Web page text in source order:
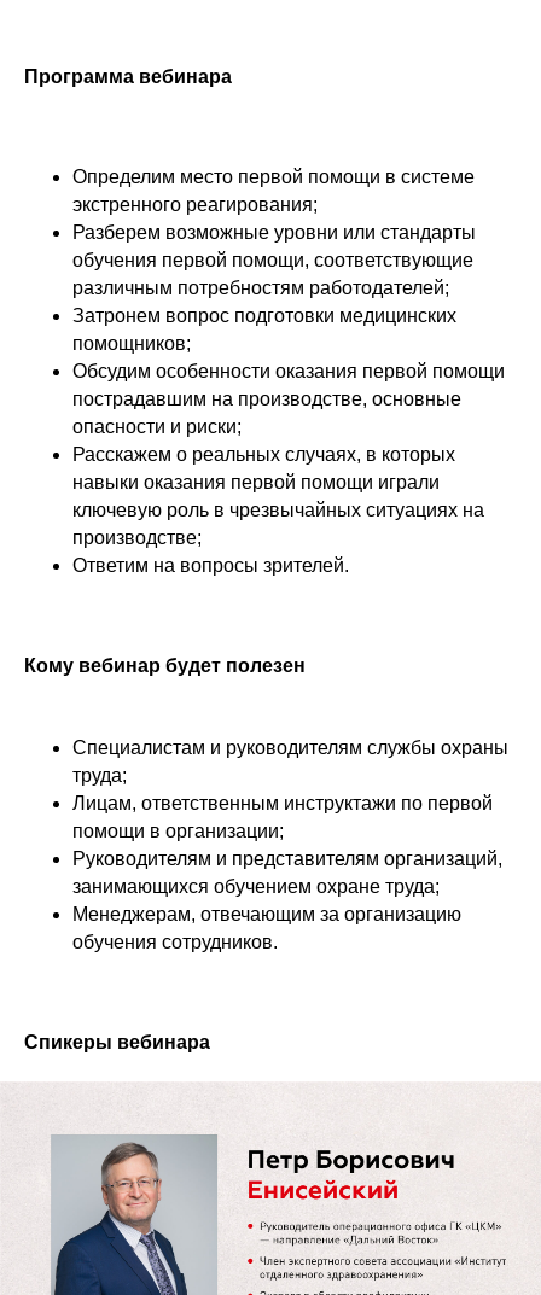
Программа вебинара
Определим место первой помощи в системе
экстренного реагирования;
Разберем возможные уровни или стандарты
обучения первой помощи, соответствующие
различным потребностям работодателей;
Затронем вопрос подготовки медицинских
помощников;
Обсудим особенности оказания первой помощи
пострадавшим на производстве, основные
опасности и риски;
Расскажем о реальных случаях, в которых
навыки оказания первой помощи играли
ключевую роль в чрезвычайных ситуациях на
производстве;
Ответим на вопросы зрителей.
Кому вебинар будет полезен
Специалистам и руководителям службы охраны
труда;
Лицам, ответственным инструктажи по первой
помощи в организации;
Руководителям и представителям организаций,
занимающихся обучением охране труда;
Менеджерам, отвечающим за организацию
обучения сотрудников.
Спикеры вебинара